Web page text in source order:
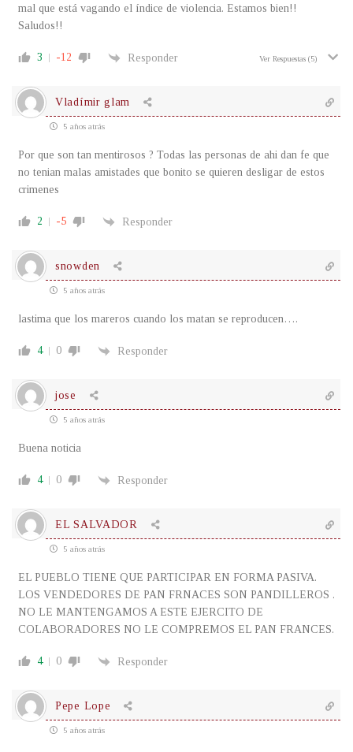
mal que está vagando el índice de violencia. Estamos bien!!
Saludos!!
3 -12 Responder Ver Respuestas (5)
Vladímir glam
5 años atrás
Por que son tan mentirosos ? Todas las personas de ahi dan fe que
no tenian malas amistades que bonito se quieren desligar de estos
crimenes
2 -5 Responder
snowden
5 años atrás
lastima que los mareros cuando los matan se reproducen….
4 0 Responder
jose
5 años atrás
Buena noticia
4 0 Responder
EL SALVADOR
5 años atrás
EL PUEBLO TIENE QUE PARTICIPAR EN FORMA PASIVA.
LOS VENDEDORES DE PAN FRNACES SON PANDILLEROS .
NO LE MANTENGAMOS A ESTE EJERCITO DE
COLABORADORES NO LE COMPREMOS EL PAN FRANCES.
4 0 Responder
Pepe Lope
5 años atrás